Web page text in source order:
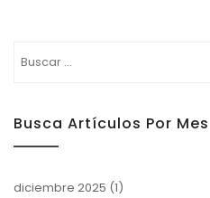
Buscar:
Busca Artículos Por Mes
diciembre 2025 (1)